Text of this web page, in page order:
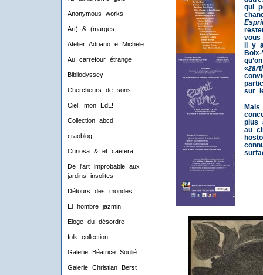
Anonymous works
Art) & (marges
Atelier Adriano e Michele
Au carrefour étrange
Bibliodyssey
Chercheurs de sons
Ciel, mon EdL!
Collection abcd
craoblog
Curiosa & et caetera
De l'art improbable aux
jardins insolites
Détours des mondes
El hombre jazmin
Eloge du désordre
folk collection
Galerie Béatrice Soulié
Galerie Christian Berst
qui
vous
il y
«
sur
plus
au